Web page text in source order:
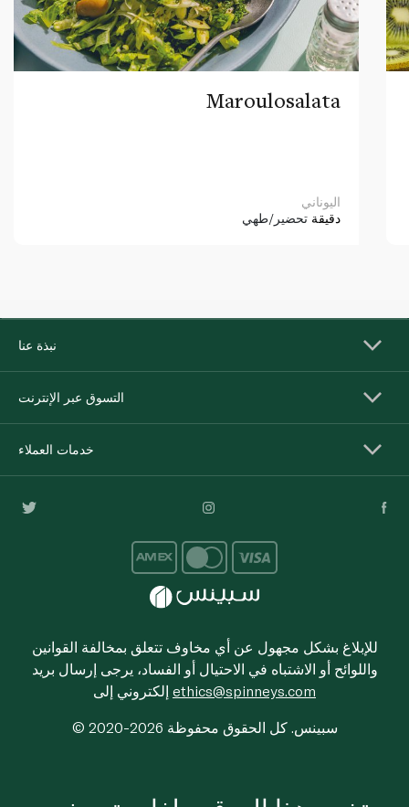
Maroulosalata
اليوناني
دقيقة تحضير/طهي
نبذة عنا
التسوق عبر الإنترنت
خدمات العملاء
للإبلاغ بشكل مجهول عن أي مخاوف تتعلق بمخالفة القوانين
واللوائح أو الاشتباه في الاحتيال أو الفساد، يرجى إرسال بريد
ethics@spinneys.com
© 2020-2026 سبينس. كل الحقوق محفوظة